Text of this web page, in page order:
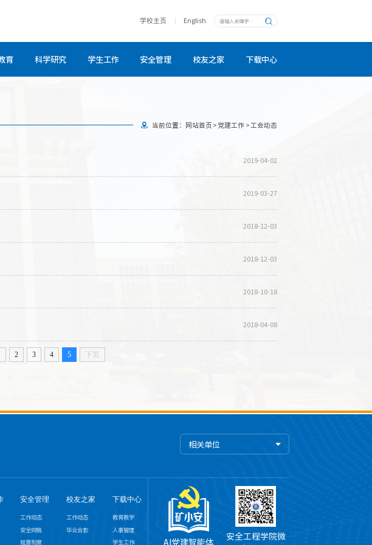
学校主页 English
育 科学研究 学生工作 安全管理 校友之家 下载中心
当前位置： 网站首页 > 党建工作 >工会动态
2019-04-02
2019-03-27
2018-12-03
2018-12-03
2018-10-18
2018-04-08
2 3 4 5 下页
相关单位
安全管理
工作动态
安全网格
规章制度
校友之家
工作动态
毕业合影
下载中心
教育教学
人事管理
学生工作
AI党建智能体
安全工程学院微